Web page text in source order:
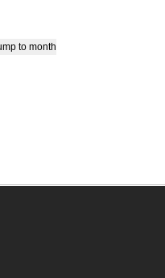
to month